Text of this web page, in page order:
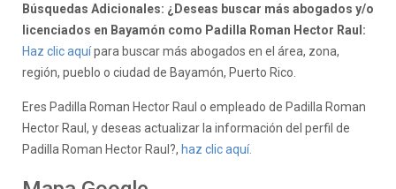
Búsquedas Adicionales: ¿Deseas buscar más abogados y/o
licenciados en Bayamón como Padilla Roman Hector Raul:
Haz clic aquípara buscar más abogados en el área, zona,
región, pueblo o ciudad de Bayamón, Puerto Rico.
Eres Padilla Roman Hector Raul o empleado de Padilla Roman
Hector Raul, y deseas actualizar la información del perfil de
Padilla Roman Hector Raul?, haz clic aquí.